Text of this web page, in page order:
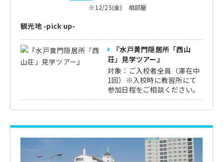
※12/25(金) 相部屋
観光地 -pick up-
『水戸黄門隠居所「西山
荘」見学ツアー』
対象：ご入校者全員（滞在中
1回）※入校時に教習所にて
参加日程をご相談ください。